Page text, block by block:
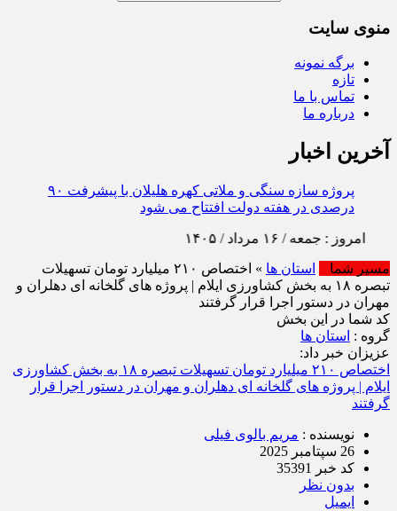
منوی سایت
برگه نمونه
تازه
تماس با ما
درباره ما
آخرین اخبار
17 م
مسیر شما
تبصره ۱۸ به بخش کشاورزی ایلام | پروژه‌ های گلخانه‌ ای دهلران و
مهران در دستور اجرا قرار گرفتند
کد شما در این بخش
گروه :استان ها
عزیزان خبر داد:
ایلام | پروژه‌ های گلخانه‌ ای دهلران و مهران در دستور اجرا قرار
گرفتند
26 سپتامبر 2025
کد خبر 35391
بدون نظر
ایمیل
پرینت